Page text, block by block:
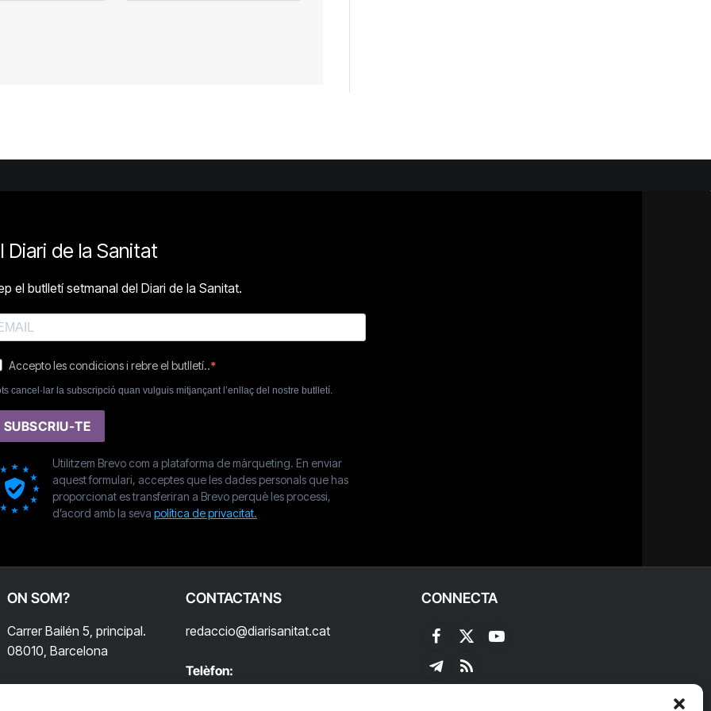
Diari de la Sanitat
el butlletí setmanal del Diari de la Sanitat.
Accepto les condicions i rebre el butlletí..
cancel·lar la subscripció quan vulguis mitjançant l’enllaç del nostre butlletí.
SUBSCRIU-TE
Utilitzem Brevo com a plataforma de màrqueting. En enviar
aquest formulari, acceptes que les dades personals que has
proporcionat es transferiran a Brevo perquè les processi,
d’acord amb la seva política de privacitat.
ON SOM?
Carrer Bailén 5, principal.
08010, Barcelona
CONTACTA'NS
redaccio@diarisanitat.cat
Telèfon:
CONNECTA
Facebook
X
(Twitter)
YouTube
Telegram
RSS